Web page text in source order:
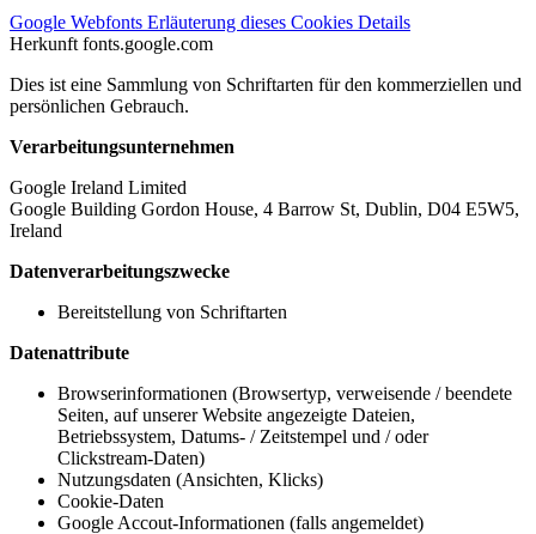
Google Webfonts Erläuterung dieses Cookies Details
Herkunft fonts.google.com
Dies ist eine Sammlung von Schriftarten für den kommerziellen und
persönlichen Gebrauch.
Verarbeitungsunternehmen
Google Ireland Limited
Google Building Gordon House, 4 Barrow St, Dublin, D04 E5W5,
Ireland
Datenverarbeitungszwecke
Bereitstellung von Schriftarten
Datenattribute
Browserinformationen (Browsertyp, verweisende / beendete
Seiten, auf unserer Website angezeigte Dateien,
Betriebssystem, Datums- / Zeitstempel und / oder
Clickstream-Daten)
Nutzungsdaten (Ansichten, Klicks)
Cookie-Daten
Google Accout-Informationen (falls angemeldet)